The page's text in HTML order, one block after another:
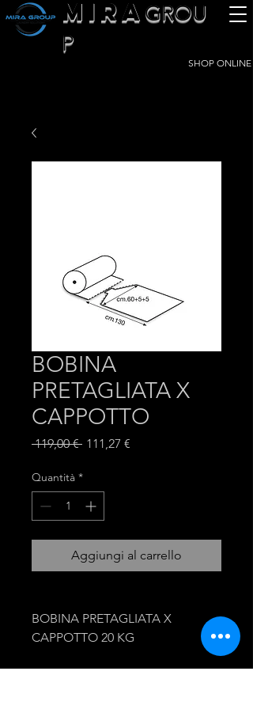
SHOP ONLINE
MIRA GROU
P
BOBINA
PRETAGLIATA X
CAPPOTTO
119,00 € Prezzo
111,27 €
Quantità *
Aggiungi al carrello
BOBINA PRETAGLIATA X
CAPPOTTO 20 KG